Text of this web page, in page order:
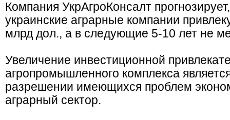
Компания УкрАгроКонсалт
украинские аграрные компании
млрд дол., а в следующие 5-10 лет не
Увеличение инвестиционной
агропромышленного комплекса
разрешении имеющихся проблем
аграрный сектор.